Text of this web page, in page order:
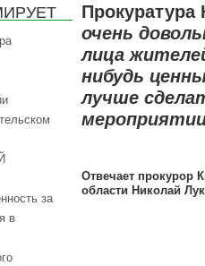
за
в
Прокуратура
очень
лица
нибудь
лучше
Отвечает прокурор
области Николай